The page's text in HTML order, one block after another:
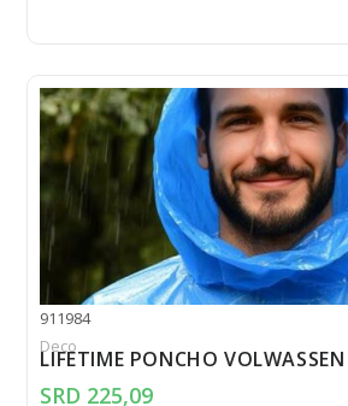
911984
Deco
LIFETIME PONCHO
SRD 225,09